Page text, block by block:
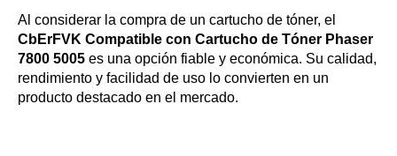
Al considerar la compra de un cartucho de tóner, el
CbErFVK Compatible con Cartucho de Tóner Phaser
7800 5005 es una opción fiable y económica. Su calidad,
rendimiento y facilidad de uso lo convierten en un
producto destacado en el mercado.